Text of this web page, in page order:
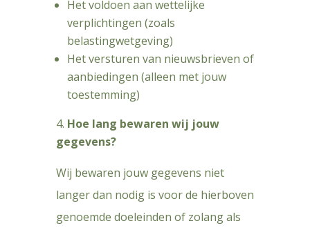
Het voldoen aan wettelijke
verplichtingen (zoals
belastingwetgeving)
Het versturen van nieuwsbrieven of
aanbiedingen (alleen met jouw
toestemming)
Hoe lang bewaren wij jouw
gegevens?
Wij bewaren jouw gegevens niet
langer dan nodig is voor de hierboven
genoemde doeleinden of zolang als